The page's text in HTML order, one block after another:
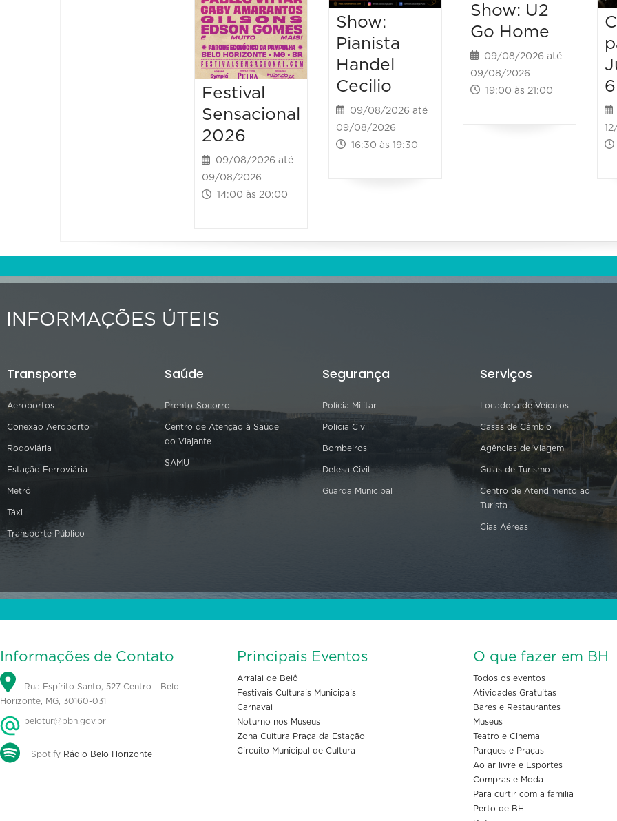
Festival
Sensacional
2026
09/08/2026 até
09/08/2026
14:00 às 20:00
Show:
Pianista
Handel
Cecilio
09/08/2026 até
09/08/2026
16:30 às 19:30
Show: U2
Go Home
09/08/2026 até
09/08/2026
19:00 às 21:00
6
INFORMAÇÕES ÚTEIS
Transporte
Aeroportos
Conexão Aeroporto
Rodoviária
Estação Ferroviária
Metrô
Táxi
Transporte Público
Saúde
Pronto-Socorro
Centro de Atenção à Saúde
do Viajante
SAMU
Segurança
Polícia Militar
Polícia Civil
Bombeiros
Defesa Civil
Guarda Municipal
Serviços
Locadora de Veículos
Casas de Câmbio
Agências de Viagem
Guias de Turismo
Centro de Atendimento ao
Turista
Cias Aéreas
Informações de Contato
Rua Espírito Santo, 527 Centro - Belo
Horizonte, MG, 30160-031
belotur@pbh.gov.br
Spotify Rádio Belo Horizonte
Principais Eventos
Arraial de Belô
Festivais Culturais Municipais
Carnaval
Noturno nos Museus
Zona Cultura Praça da Estação
Circuito Municipal de Cultura
O que fazer em BH
Todos os eventos
Atividades Gratuitas
Bares e Restaurantes
Museus
Teatro e Cinema
Parques e Praças
Ao ar livre e Esportes
Compras e Moda
Para curtir com a familia
Perto de BH